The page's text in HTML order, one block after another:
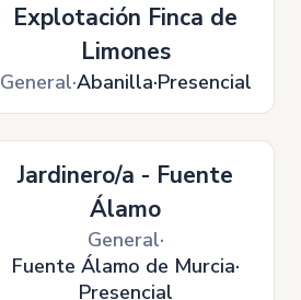
Explotación Finca de
Limones
General Abanilla Presencial
Jardinero/a - Fuente
Álamo
General
Fuente Álamo de Murcia
Presencial